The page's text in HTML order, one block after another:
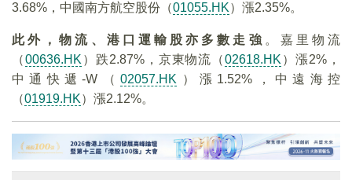
3.68%，中國南方航空股份（01055.HK）漲2.35%。
此外，物流、港口運輸股亦多數走強 。嘉里物流
（00636.HK ）跌2.87%，京東物流（02618.HK ）漲2%，
中通快遞-W（02057.HK ）漲1.52%，中遠海控
（01919.HK）漲2.12%。